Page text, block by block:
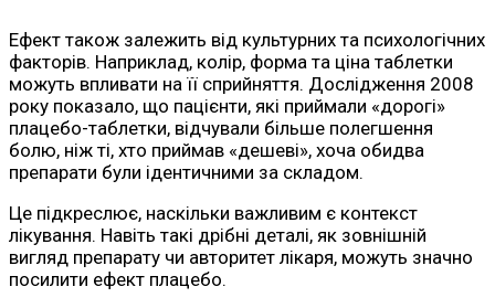
Ефект також залежить від культурних та психологічних
факторів. Наприклад, колір, форма та ціна таблетки
можуть впливати на її сприйняття. Дослідження 2008
року показало, що пацієнти, які приймали «дорогі»
плацебо-таблетки, відчували більше полегшення
болю, ніж ті, хто приймав «дешеві», хоча обидва
препарати були ідентичними за складом.
Це підкреслює, наскільки важливим є контекст
лікування. Навіть такі дрібні деталі, як зовнішній
вигляд препарату чи авторитет лікаря, можуть значно
посилити ефект плацебо.